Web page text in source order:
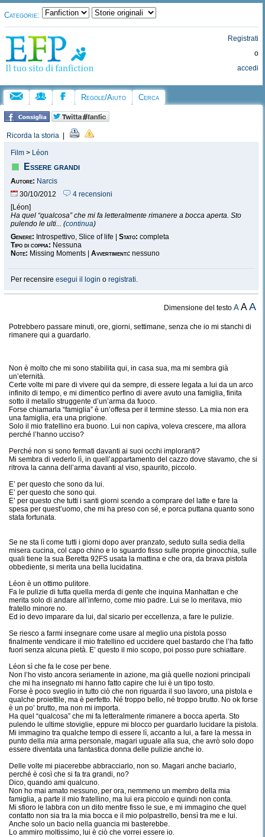
Categorie:
Registrati
o
accedi
Regole/Aiuto Cerca
Ricorda la storia
Film > Léon
Essere grandi
Autore: Narcis
30/10/2012
4 recensioni
[Léon]
Ha quel “qualcosa” che mi fa letteralmente rimanere a bocca aperta. Sto
pulendo le ulti... (continua)
Genere: Introspettivo, Slice of life | Stato: completa
Tipo di coppia: Nessuna
Note: Missing Moments | Avvertimenti: nessuno
Per recensire esegui il login o registrati.
Dimensione del testoA AA
Potrebbero passare minuti, ore, giorni, settimane, senza che io mi stanchi di
rimanere qui a guardarlo.
Non è molto che mi sono stabilita qui, in casa sua, ma mi sembra già
un’eternità.
Certe volte mi pare di vivere qui da sempre, di essere legata a lui da un arco
infinito di tempo, e mi dimentico perfino di avere avuto una famiglia, finita
sotto il metallo struggente d’un’arma da fuoco.
Forse chiamarla “famiglia” è un’offesa per il termine stesso. La mia non era
una famiglia, era una prigione.
Solo il mio fratellino era buono. Lui non capiva, voleva crescere, ma allora
perché l’hanno ucciso?
Perché non si sono fermati davanti ai suoi occhi imploranti?
Mi sembra di vederlo lì, in quell’appartamento del cazzo dove stavamo, che si
ritrova la canna dell’arma davanti al viso, spaurito, piccolo.
E’ per questo che sono da lui.
E’ per questo che sono qui.
E’ per questo che tutti i santi giorni scendo a comprare del latte e fare la
spesa per quest’uomo, che mi ha preso con sé, e porca puttana quanto sono
stata fortunata.
Se ne sta lì come tutti i giorni dopo aver pranzato, seduto sulla sedia della
misera cucina, col capo chino e lo sguardo fisso sulle proprie ginocchia, sulle
quali tiene la sua Beretta 92FS usata la mattina e che ora, da brava pistola
obbediente, si merita una bella lucidatina.
Léon è un ottimo pulitore.
Fa le pulizie di tutta quella merda di gente che inquina Manhattan e che
merita solo di andare all’inferno, come mio padre. Lui se lo meritava, mio
fratello minore no.
Ed io devo imparare da lui, dal sicario per eccellenza, a fare le pulizie.
Se riesco a farmi insegnare come usare al meglio una pistola posso
finalmente vendicare il mio fratellino ed uccidere quel bastardo che l’ha fatto
fuori senza alcuna pietà. E’ questo il mio scopo, poi posso pure schiattare.
Léon sì che fa le cose per bene.
Non l’ho visto ancora seriamente in azione, ma già quelle nozioni principali
che mi ha insegnato mi hanno fatto capire che lui è un tipo tosto.
Forse è poco sveglio in tutto ciò che non riguarda il suo lavoro, una pistola e
qualche proiettile, ma è perfetto. Né troppo bello, né troppo brutto. No ok forse
è un po’ brutto, ma non mi importa.
Ha quel “qualcosa” che mi fa letteralmente rimanere a bocca aperta. Sto
pulendo le ultime stoviglie, eppure mi blocco per guardarlo lucidare la pistola.
Mi immagino tra qualche tempo di essere lì, accanto a lui, a fare la messa in
punto della mia arma personale, magari uguale alla sua, che avrò solo dopo
essere diventata una fantastica donna delle pulizie anche io.
Delle volte mi piacerebbe abbracciarlo, non so. Magari anche baciarlo,
perché è così che si fa tra grandi, no?
Dico, quando ami qualcuno.
Non ho mai amato nessuno, per ora, nemmeno un membro della mia
famiglia, a parte il mio fratellino, ma lui era piccolo e quindi non conta.
Mi sfioro le labbra con un dito mentre fisso le sue, e mi immagino che quel
contatto non sia tra la mia bocca e il mio polpastrello, bensì tra me e lui.
Anche solo un bacio nella guancia mi basterebbe.
Lo ammiro moltissimo, lui è ciò che vorrei essere io.